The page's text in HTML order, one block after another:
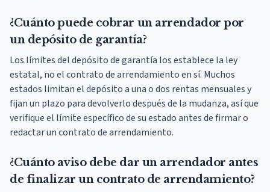
¿Cuánto puede cobrar un arrendador por
un depósito de garantía?
Los límites del depósito de garantía los establece la ley
estatal, no el contrato de arrendamiento en sí. Muchos
estados limitan el depósito a una o dos rentas mensuales y
fijan un plazo para devolverlo después de la mudanza, así que
verifique el límite específico de su estado antes de firmar o
redactar un contrato de arrendamiento.
¿Cuánto aviso debe dar un arrendador antes
de finalizar un contrato de arrendamiento?